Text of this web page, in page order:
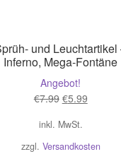
und Leuchtartikel
Inferno, Mega-Fontäne
Angebot!
€7.99 Ursprünglicher
war:
€7.99
€5.99Aktueller
€5.99.
inkl. MwSt.
zzgl. Versandkosten